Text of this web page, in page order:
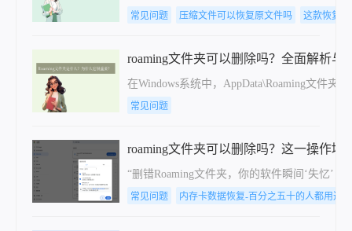
常见问题 压缩文件可以恢复原文件吗 这款恢复
roaming文件夹可以删除吗？全面解析与
在Windows系统中，AppData\Roaming文件
常见问题
roaming文件夹可以删除吗？这一操作堪
“删错Roaming文件夹，你的软件瞬间‘失忆’
常见问题 内存卡数据恢复-百分之五十的人都用过